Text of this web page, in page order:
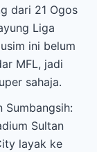
dari 21 Ogos
Liga
ini belum
MFL, jadi
sahaja.
Sumbangsih:
Sultan
layak ke